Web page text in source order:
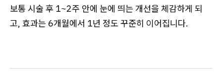
보통 시술 후 1~2주 안에 눈에 띄는 개선을 체감하게 되
고, 효과는 6개월에서 1년 정도 꾸준히 이어집니다.